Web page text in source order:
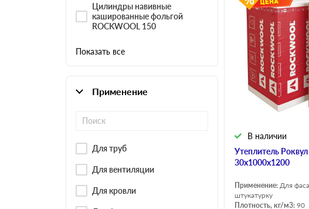
Цилиндры навивные
кашированные фольгой
ROCKWOOL 150
Показать все
Применение
Для труб
Для вентиляции
Для кровли
Утеплитель
30х1000х1200
В наличии
Применение: Для
штукатурку
Плотность, кг/м3: 90